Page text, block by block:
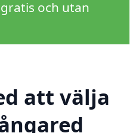
och utan
att välja